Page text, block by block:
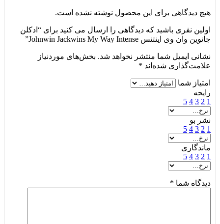
هیچ دیدگاهی برای این محصول نوشته نشده است.
اولین نفری باشید که دیدگاهی را ارسال می کنید برای “ادکلن
جانوین وان وی اینتنس Johnwin Jackwins My Way Intense”
نشانی ایمیل شما منتشر نخواهد شد. بخش‌های موردنیاز
علامت‌گذاری شده‌اند *
امتیاز شما
رایحه
1
2
3
4
5
نشر بو
1
2
3
4
5
ماندگاری
1
2
3
4
5
دیدگاه شما *